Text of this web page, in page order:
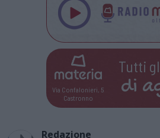
Via Confalonieri, 5
Castronno
Tutti
di
Redazione